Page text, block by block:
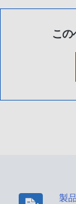
こ
製